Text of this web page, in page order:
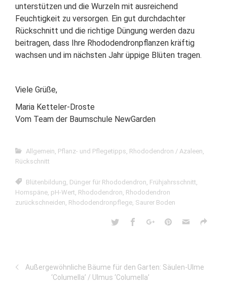
unterstützen und die Wurzeln mit ausreichend
Feuchtigkeit zu versorgen. Ein gut durchdachter
Rückschnitt und die richtige Düngung werden dazu
beitragen, dass Ihre Rhododendronpflanzen kräftig
wachsen und im nächsten Jahr üppige Blüten tragen.
Viele Grüße,
Maria Ketteler-Droste
Vom Team der Baumschule NewGarden
Allgemein, Pflanz- und Pflegetipps, Rhododendron / Azaleen,
Rückschnitt
Blütenbildung, Dünger für Rhododendron, Frühjahrsschnitt,
Hornspäne, pH-Wert, Rhododendron, Rhododendron
zurückschneiden, Rhododendronpflege, Saurer Boden
Außergewöhnliche Bäume für den Garten: Säulen-Ulme
‘Columella’ / Ulmus ‘Columella’